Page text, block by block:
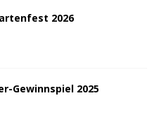
2026
Gewinnspiel 2025